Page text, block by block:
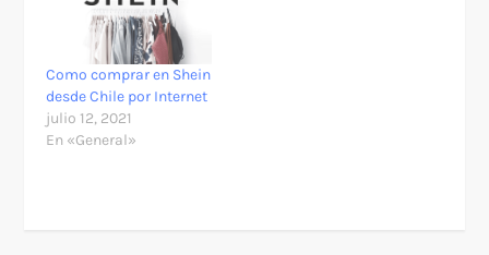
Como comprar en Shein
desde Chile por Internet
julio 12, 2021
En «General»